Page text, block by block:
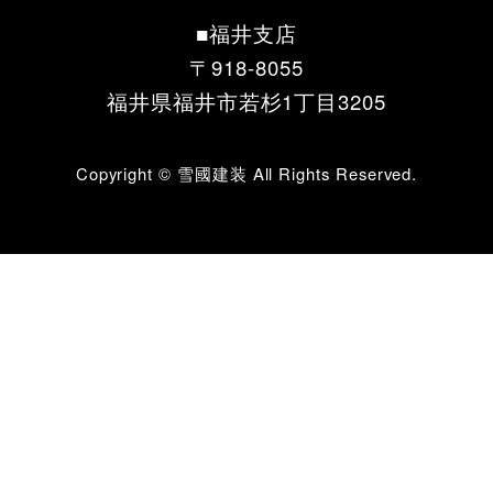
■福井支店
〒918-8055
福井県福井市若杉1丁目3205
Copyright © 雪國建装 All Rights Reserved.